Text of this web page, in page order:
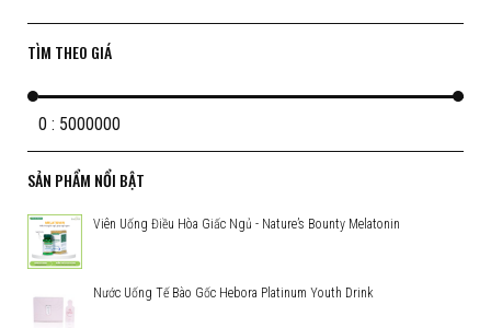
TÌM THEO GIÁ
0 : 5000000
SẢN PHẨM NỔI BẬT
Viên Uống Điều Hòa Giấc Ngủ - Nature’s Bounty Melatonin
Nước Uống Tế Bào Gốc Hebora Platinum Youth Drink